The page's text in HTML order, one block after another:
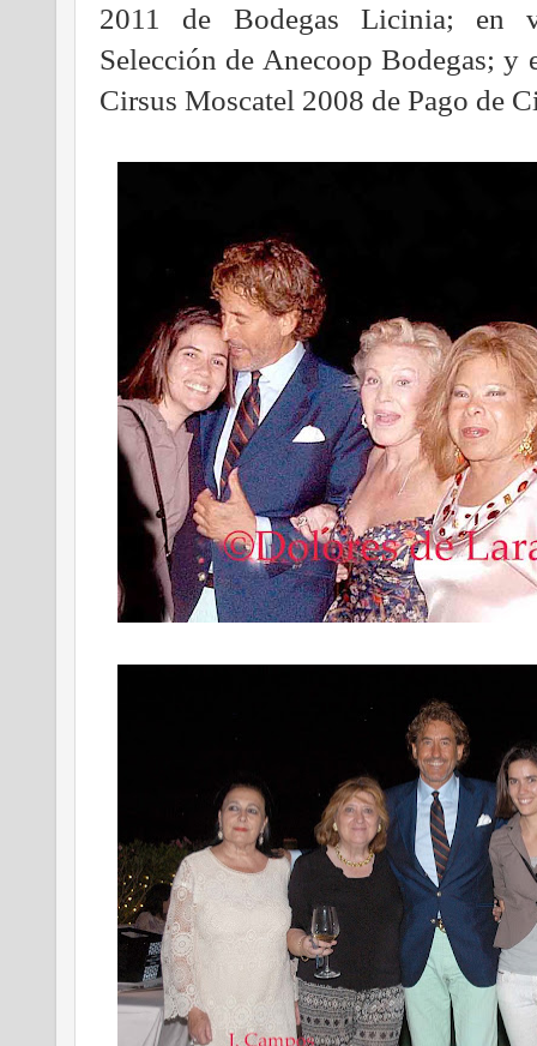
2011 de Bodegas Licinia; en
Selección de Anecoop Bodegas; y
Cirsus Moscatel 2008 de Pago de